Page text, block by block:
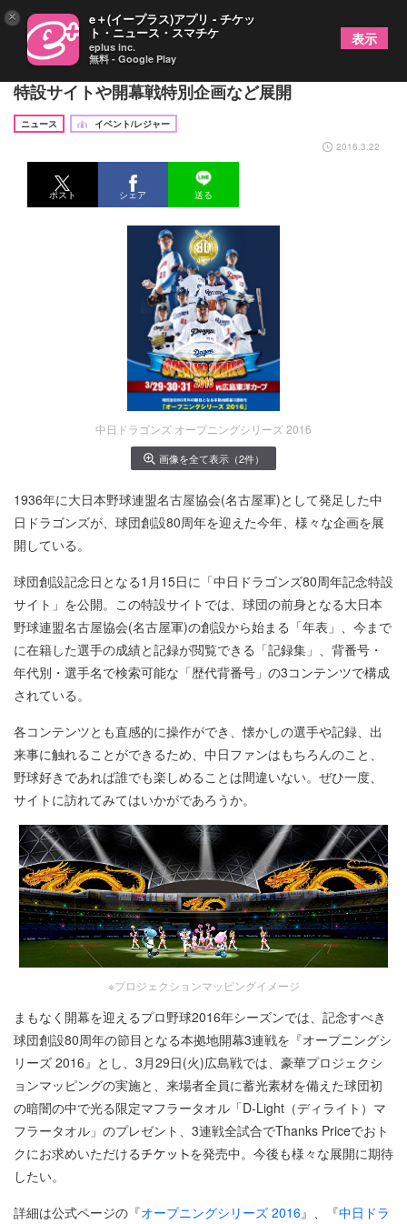
中日ドラゴンズ球団創設80周年！ファン感動必至の
特設サイトや開幕戦特別企画など展開
ニュース
イベント/レジャー
2016.3.22
ポスト シェア 送る
中日ドラゴンズ オープニングシリーズ 2016
画像を全て表示（2件）
1936年に大日本野球連盟名古屋協会(名古屋軍)として発足した中
日ドラゴンズが、球団創設80周年を迎えた今年、様々な企画を展
開している。
球団創設記念日となる1月15日に「中日ドラゴンズ80周年記念特設
サイト」を公開。この特設サイトでは、球団の前身となる大日本
野球連盟名古屋協会(名古屋軍)の創設から始まる「年表」、今まで
に在籍した選手の成績と記録が閲覧できる「記録集」、背番号・
年代別・選手名で検索可能な「歴代背番号」の3コンテンツで構成
されている。
各コンテンツとも直感的に操作ができ、懐かしの選手や記録、出
来事に触れることができるため、中日ファンはもちろんのこと、
野球好きであれば誰でも楽しめることは間違いない。ぜひ一度、
サイトに訪れてみてはいかがであろうか。
※プロジェクションマッピングイメージ
まもなく開幕を迎えるプロ野球2016年シーズンでは、記念すべき
球団創設80周年の節目となる本拠地開幕3連戦を『オープニングシ
リーズ 2016』とし、3月29日(火)広島戦では、豪華プロジェクシ
ョンマッピングの実施と、来場者全員に蓄光素材を備えた球団初
の暗闇の中で光る限定マフラータオル「D-Light（ディライト）マ
フラータオル」のプレゼント、3連戦全試合でThanks Priceでおト
クにお求めいただける
を発売中。今後も様々な展開に期待
したい。
詳細は公式ページの『オープニングシリーズ 2016』、『中日ドラ
× e＋(イープラス)アプリ - チケッ
ト・ニュース・スマチケ
eplus inc.
無料 - Google Play
表示